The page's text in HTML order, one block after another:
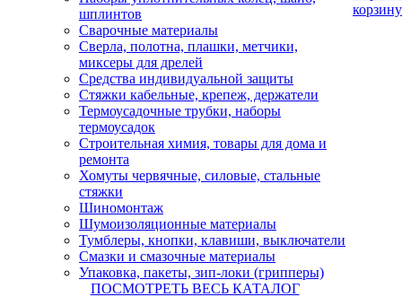
шплинтов
Сварочные материалы
Сверла, полотна, плашки, метчики,
миксеры для дрелей
Средства индивидуальной защиты
Стяжки кабельные, крепеж, держатели
Термоусадочные трубки, наборы
термоусадок
Строительная химия, товары для дома и
ремонта
Хомуты червячные, силовые, стальные
стяжки
Шиномонтаж
Шумоизоляционные материалы
Тумблеры, кнопки, клавиши, выключатели
Смазки и смазочные материалы
Упаковка, пакеты, зип-локи (грипперы)
ПОСМОТРЕТЬ ВЕСЬ КАТАЛОГ
корзину